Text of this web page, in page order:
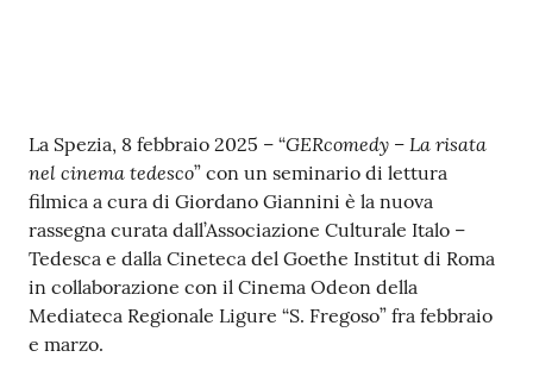
i
A
n
a
g
r
a
f
Contenuto
La Spezia, 8 febbraio 2025 – “GERcomedy – La risata
nel cinema tedesco” con un seminario di lettura
filmica a cura di Giordano Giannini è la nuova
rassegna curata dall’Associazione Culturale Italo –
Tedesca e dalla Cineteca del Goethe Institut di Roma
in collaborazione con il Cinema Odeon della
Mediateca Regionale Ligure “S. Fregoso” fra febbraio
e marzo.